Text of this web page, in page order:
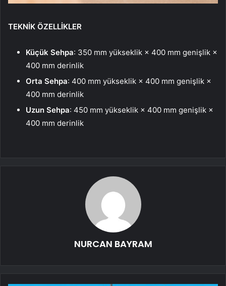
TEKNİK ÖZELLİKLER
Küçük Sehpa: 350 mm yükseklik × 400 mm genişlik ×
400 mm derinlik
Orta Sehpa: 400 mm yükseklik × 400 mm genişlik ×
400 mm derinlik
Uzun Sehpa: 450 mm yükseklik × 400 mm genişlik ×
400 mm derinlik
NURCAN BAYRAM